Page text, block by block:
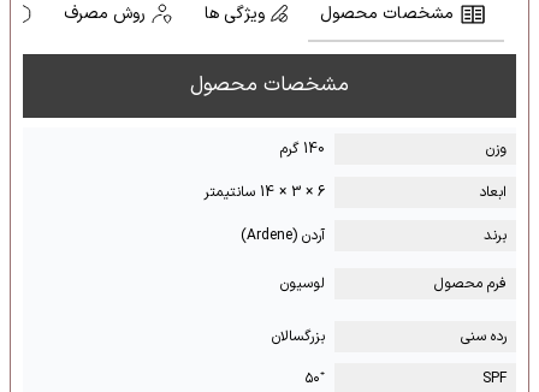
مشخصات محصول ویژگی ها روش مصرف
مشخصات محصول
وزن
140 گرم
ابعاد
6 × 3 × 14 سانتیمتر
برند
آردن (Ardene)
فرم محصول لوسیون
رده سنی
بزرگسالان
SPF
⁺۵۰